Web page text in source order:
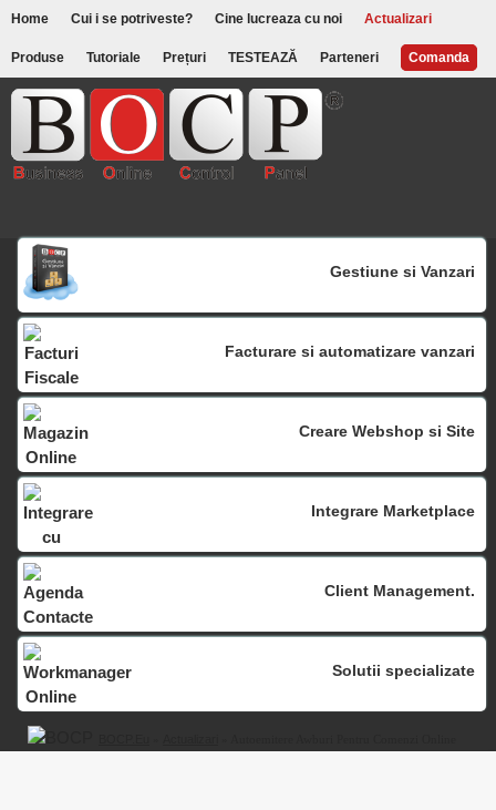
Home Cui i se potriveste? Cine lucreaza cu noi Actualizari
Produse Tutoriale Prețuri TESTEAZĂ Parteneri Comanda
Gestiune si Vanzari
Facturare si automatizare vanzari
Creare Webshop si Site
Integrare Marketplace
Client Management.
Solutii specializate